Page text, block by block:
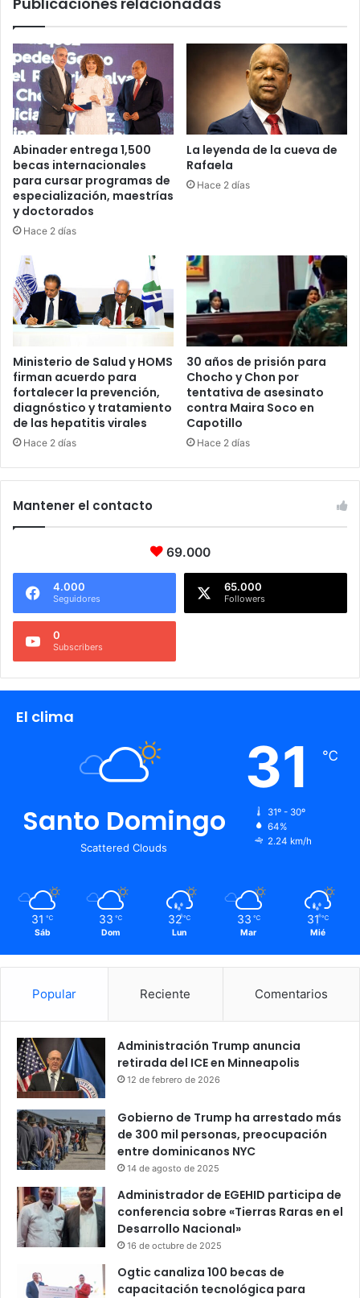
Abinader entrega 1,500
becas internacionales
para cursar programas de
especialización, maestrías
y doctorados
Hace 2 días
La leyenda de la cueva de
Rafaela
Hace 2 días
Ministerio de Salud y HOMS
firman acuerdo para
fortalecer la prevención,
diagnóstico y tratamiento
de las hepatitis virales
Hace 2 días
30 años de prisión para
Chocho y Chon por
tentativa de asesinato
contra Maira Soco en
Capotillo
Hace 2 días
Mantener el contacto
69.000
4.000
Seguidores
65.000
Followers
0
Subscribers
El clima
Santo Domingo
Scattered Clouds
31 ℃
31º - 30º
64%
2.24 km/h
31 ℃
Sáb
33 ℃
Dom
32 ℃
Lun
33 ℃
Mar
31 ℃
Mié
Popular Reciente Comentarios
Administración Trump anuncia
retirada del ICE en Minneapolis
12 de febrero de 2026
Gobierno de Trump ha arrestado más
de 300 mil personas, preocupación
entre dominicanos NYC
14 de agosto de 2025
Administrador de EGEHID participa de
conferencia sobre «Tierras Raras en el
Desarrollo Nacional»
16 de octubre de 2025
Ogtic canaliza 100 becas de
capacitación tecnológica para